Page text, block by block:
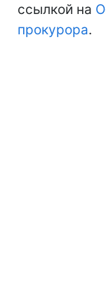
ссылкой на
прокурора.